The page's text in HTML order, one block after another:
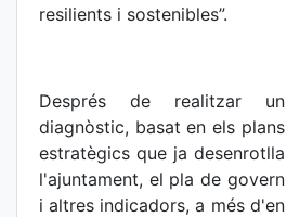
resilients i sostenibles”.
Després de realitzar un
diagnòstic, basat en els plans
estratègics que ja desenrotlla
l'ajuntament, el pla de govern
i altres indicadors, a més d'en